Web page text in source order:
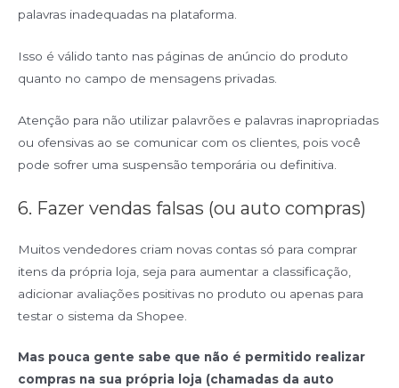
palavras inadequadas na plataforma.
Isso é válido tanto nas páginas de anúncio do produto
quanto no campo de mensagens privadas.
Atenção para não utilizar palavrões e palavras inapropriadas
ou ofensivas ao se comunicar com os clientes, pois você
pode sofrer uma suspensão temporária ou definitiva.
6. Fazer vendas falsas (ou auto compras)
Muitos vendedores criam novas contas só para comprar
itens da própria loja, seja para aumentar a classificação,
adicionar avaliações positivas no produto ou apenas para
testar o sistema da Shopee.
Mas pouca gente sabe que não é permitido realizar
compras na sua própria loja (chamadas da auto